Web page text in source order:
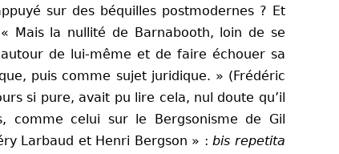
sur des béquilles postmodernes ? Et
« Mais la nullité de Barnabooth, loin de se
de lui-même et de faire échouer sa
puis comme sujet juridique. » (Frédéric
si pure, avait pu lire cela, nul doute qu’il
comme celui sur le Bergsonisme de Gil
Larbaud et Henri Bergson » :bis repetita